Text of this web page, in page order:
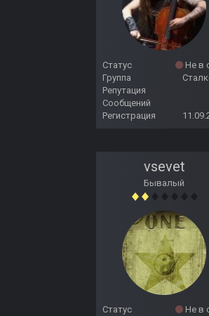
Статус
Не в
Группа
Репутация
Сообщений
Регистрация
vsevet
Бывалый
Статус Не в